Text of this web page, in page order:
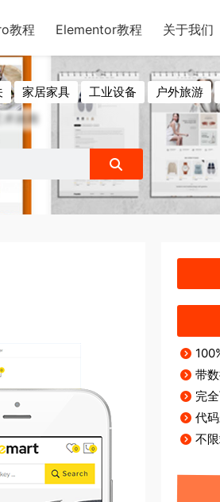
教程 Elementor教程 关于我们
家居家具 工业设备 户外旅游
术画廊 衣服包包 酒水零食 门窗
带
完
代
不